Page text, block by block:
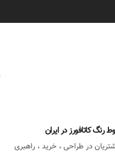
کاتافورز در ایران
در طراحی ، خرید ، راهبری